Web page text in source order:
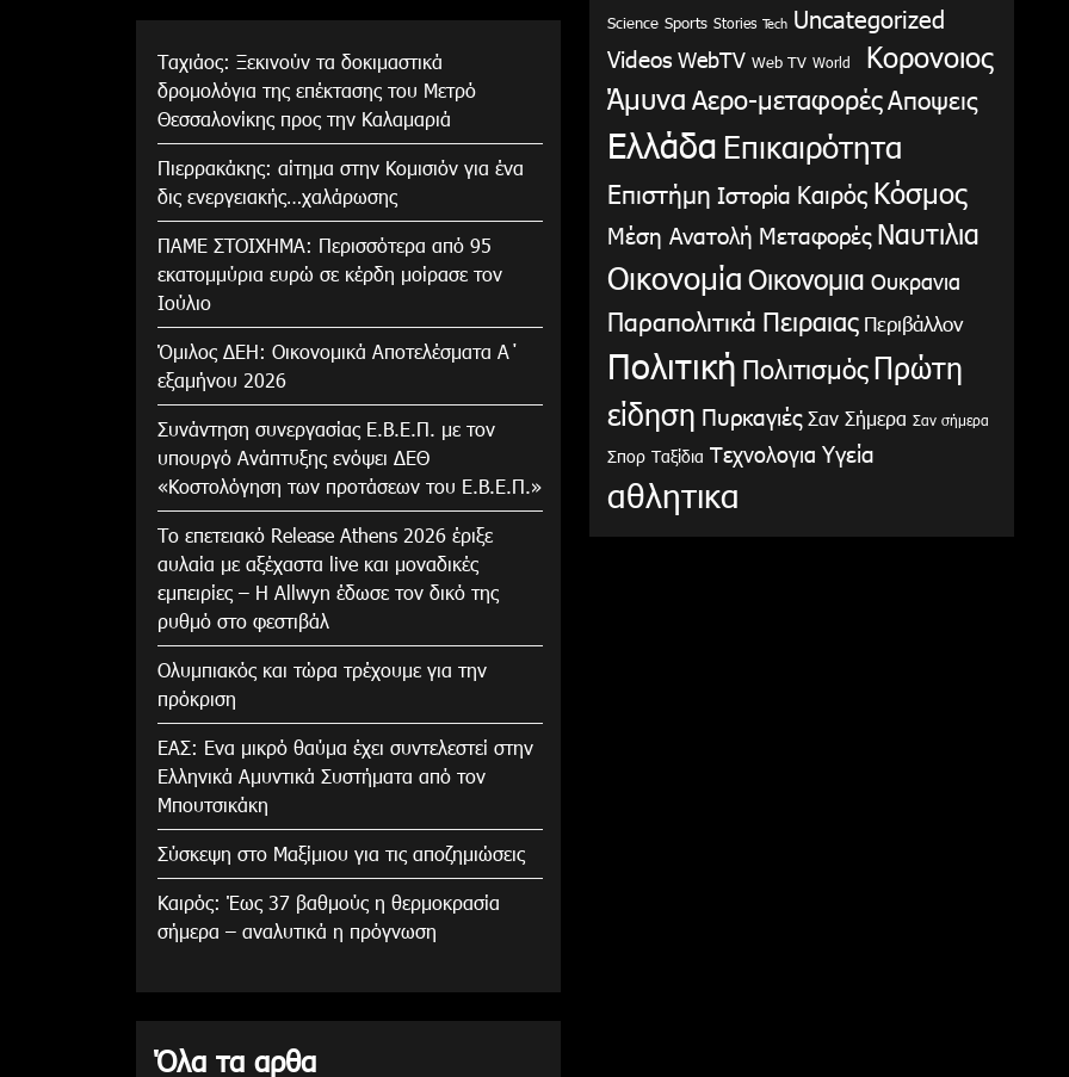
Tαχιάος: Ξεκινούν τα δοκιμαστικά
δρομολόγια της επέκτασης του Μετρό
Θεσσαλονίκης προς την Καλαμαριά
Πιερρακάκης: αίτημα στην Κομισιόν για ένα
δις ενεργειακής…χαλάρωσης
ΠΑΜΕ ΣΤΟΙΧΗΜΑ: Περισσότερα από 95
εκατομμύρια ευρώ σε κέρδη μοίρασε τον
Ιούλιο
Όμιλος ΔΕΗ: Οικονομικά Αποτελέσματα Α΄
εξαμήνου 2026
Συνάντηση συνεργασίας Ε.Β.Ε.Π. με τον
υπουργό Ανάπτυξης ενόψει ΔΕΘ
«Κοστολόγηση των προτάσεων του Ε.Β.Ε.Π.»
Το επετειακό Release Athens 2026 έριξε
αυλαία με αξέχαστα live και μοναδικές
εμπειρίες – Η Allwyn έδωσε τον δικό της
ρυθμό στο φεστιβάλ
Ολυμπιακός και τώρα τρέχουμε για την
πρόκριση
ΕΑΣ: Ενα μικρό θαύμα έχει συντελεστεί στην
Ελληνικά Αμυντικά Συστήματα από τον
Μπουτσικάκη
Σύσκεψη στο Μαξίμιου για τις αποζημιώσεις
Καιρός: Έως 37 βαθμούς η θερμοκρασία
σήμερα – αναλυτικά η πρόγνωση
Όλα τα αρθα
Science Sports Stories Tech Uncategorized
Videos WebTV Web TV World
Κορονοιος
Άμυνα Αερο-μεταφορέςΑποψεις
Ελλάδα Επικαιρότητα
Επιστήμη Ιστορία Καιρός Κόσμος
Μέση Ανατολή Μεταφορές Ναυτιλια
Οικονομία Οικονομια Ουκρανια
Παραπολιτικά Πειραιας Περιβάλλον
Πολιτική Πολιτισμός Πρώτη
είδηση Πυρκαγιές Σαν Σήμερα Σαν σήμερα
Σπορ Ταξίδια Τεχνολογια Υγεία
αθλητικα